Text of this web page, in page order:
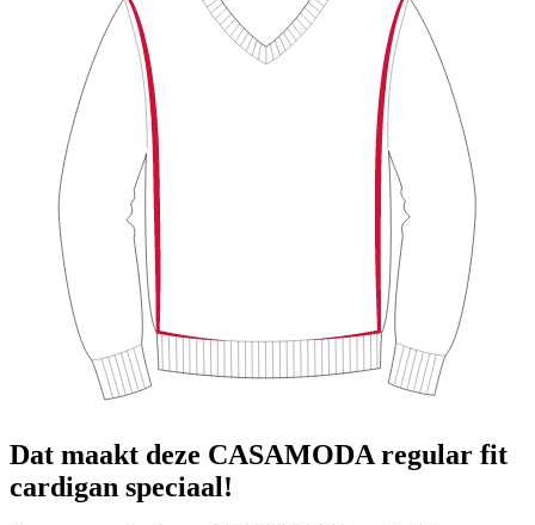
Dat maakt deze CASAMODA regular fit
cardigan speciaal!